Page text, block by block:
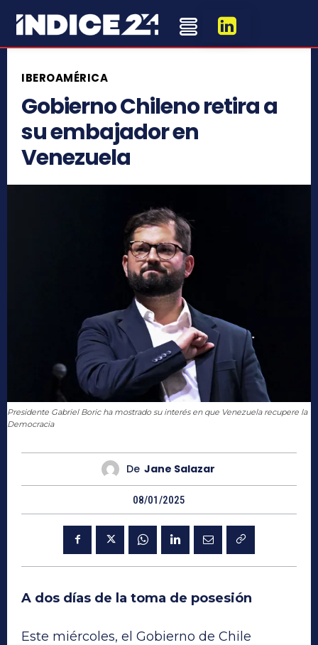
IBEROAMÉRICA
Gobierno Chileno retira a
su embajador en
Venezuela
Presidente Gabriel Boric ha mostrado su interés en que Venezuela recupere la
Democracia
De Jane Salazar
08/01/2025
A dos días de la toma de posesión
Este miércoles, el Gobierno de Chile